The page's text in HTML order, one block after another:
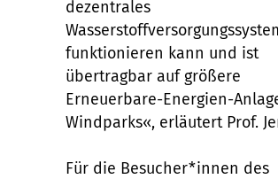
dezentrales
funktionieren kann und ist
übertragbar auf größere
Erneuerbare-Energien-
Windparks«, erläutert Prof.
Für die Besucher*innen des